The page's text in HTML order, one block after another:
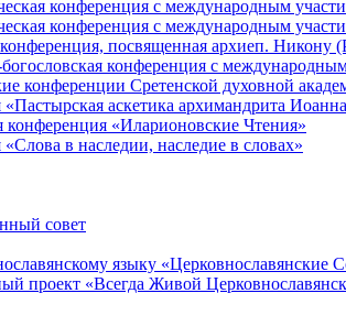
конференция с международным
конференция с международным
посвященная архиеп.
богословская конференция с
конференции Сретенской духовной
аскетика архимандрита
конференция «Иларионовские Чтения»
в наследии, наследие в словах»
совет
языку «Церковнославянские
проект «Всегда Живой